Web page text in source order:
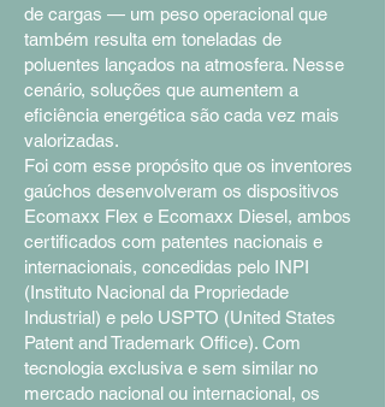
de cargas — um peso operacional que
também resulta em toneladas de
poluentes lançados na atmosfera. Nesse
cenário, soluções que aumentem a
eficiência energética são cada vez mais
valorizadas.
Foi com esse propósito que os inventores
gaúchos desenvolveram os dispositivos
Ecomaxx Flex e Ecomaxx Diesel, ambos
certificados com patentes nacionais e
internacionais, concedidas pelo INPI
(Instituto Nacional da Propriedade
Industrial) e pelo USPTO (United States
Patent and Trademark Office). Com
tecnologia exclusiva e sem similar no
mercado nacional ou internacional, os